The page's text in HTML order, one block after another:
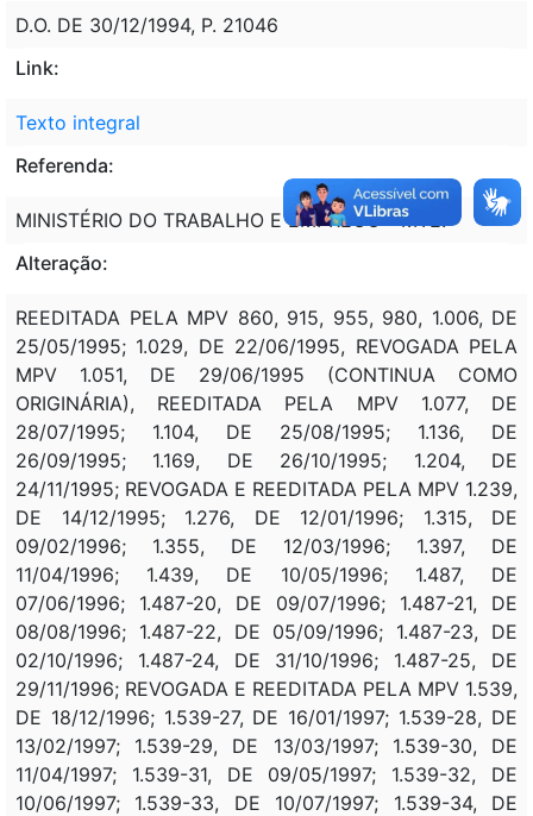
D.O. DE 30/12/1994, P. 21046
Link:
Texto integral
Referenda:
MINISTÉRIO DO TRABALHO E EMPREGO - MTE.
Alteração:
REEDITADA PELA MPV 860, 915, 955, 980, 1.006, DE
25/05/1995; 1.029, DE 22/06/1995, REVOGADA PELA
MPV 1.051, DE 29/06/1995 (CONTINUA COMO
ORIGINÁRIA), REEDITADA PELA MPV 1.077, DE
28/07/1995; 1.104, DE 25/08/1995; 1.136, DE
26/09/1995; 1.169, DE 26/10/1995; 1.204, DE
24/11/1995; REVOGADA E REEDITADA PELA MPV 1.239,
DE 14/12/1995; 1.276, DE 12/01/1996; 1.315, DE
09/02/1996; 1.355, DE 12/03/1996; 1.397, DE
11/04/1996; 1.439, DE 10/05/1996; 1.487, DE
07/06/1996; 1.487-20, DE 09/07/1996; 1.487-21, DE
08/08/1996; 1.487-22, DE 05/09/1996; 1.487-23, DE
02/10/1996; 1.487-24, DE 31/10/1996; 1.487-25, DE
29/11/1996; REVOGADA E REEDITADA PELA MPV 1.539,
DE 18/12/1996; 1.539-27, DE 16/01/1997; 1.539-28, DE
13/02/1997; 1.539-29, DE 13/03/1997; 1.539-30, DE
11/04/1997; 1.539-31, DE 09/05/1997; 1.539-32, DE
10/06/1997; 1.539-33, DE 10/07/1997; 1.539-34, DE